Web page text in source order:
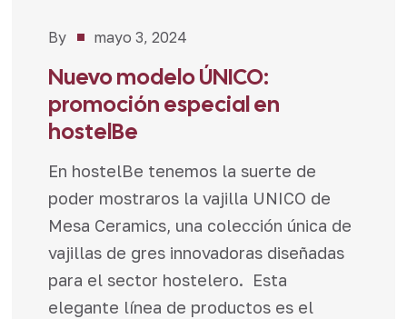
Novedades,
By mayo 3, 2024
Nuevo modelo ÚNICO:
promoción especial en
hostelBe
En hostelBe tenemos la suerte de
poder mostraros la vajilla UNICO de
Mesa Ceramics, una colección única de
vajillas de gres innovadoras diseñadas
para el sector hostelero. Esta
elegante línea de productos es el